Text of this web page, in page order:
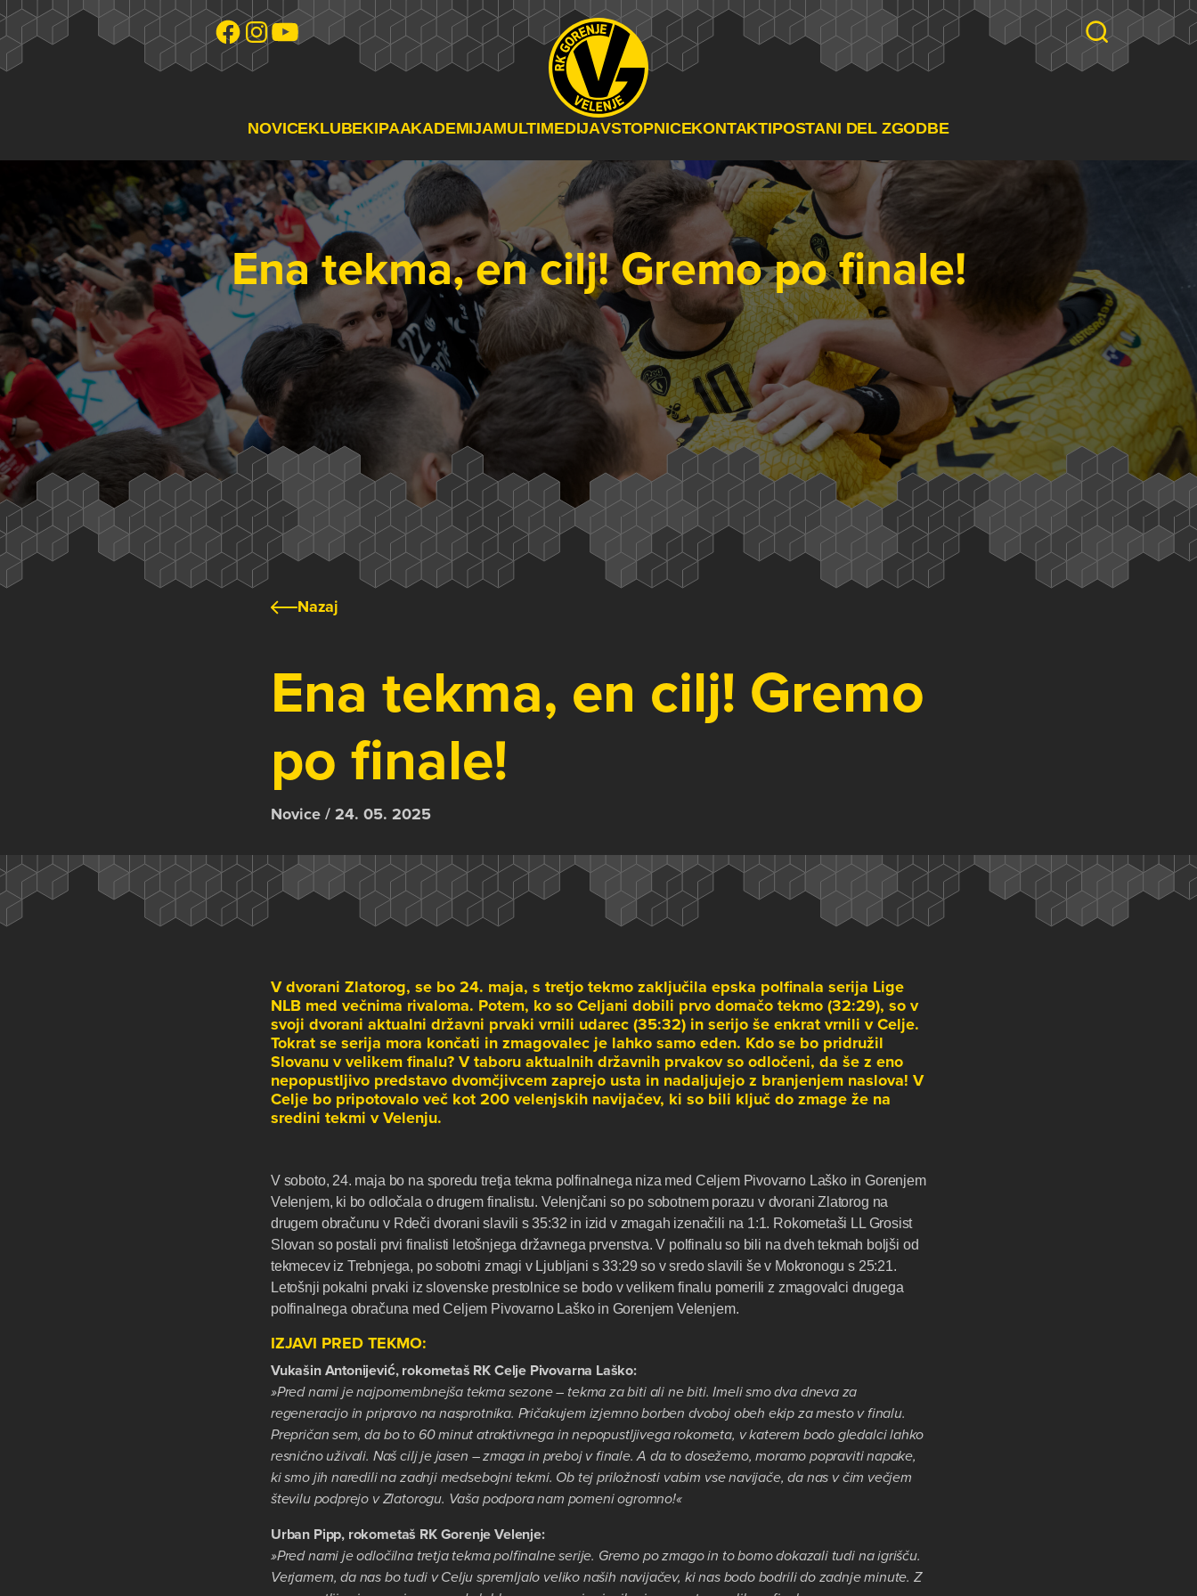
NOVICEKLUBEKIPAAKADEMIJAMULTIMEDIJAVSTOPNICEKONTAKTIPOSTANI DEL ZGODBE
Ena tekma, en cilj! Gremo po finale!
Nazaj
Ena tekma, en cilj! Gremo
po finale!
Novice / 24. 05. 2025
V dvorani Zlatorog, se bo 24. maja, s tretjo tekmo zaključila epska polfinala serija Lige
NLB med večnima rivaloma. Potem, ko so Celjani dobili prvo domačo tekmo (32:29), so v
svoji dvorani aktualni državni prvaki vrnili udarec (35:32) in serijo še enkrat vrnili v Celje.
Tokrat se serija mora končati in zmagovalec je lahko samo eden. Kdo se bo pridružil
Slovanu v velikem finalu? V taboru aktualnih državnih prvakov so odločeni, da še z eno
nepopustljivo predstavo dvomčjivcem zaprejo usta in nadaljujejo z branjenjem naslova! V
Celje bo pripotovalo več kot 200 velenjskih navijačev, ki so bili ključ do zmage že na
sredini tekmi v Velenju.
V soboto, 24. maja bo na sporedu tretja tekma polfinalnega niza med Celjem Pivovarno Laško in Gorenjem
Velenjem, ki bo odločala o drugem finalistu. Velenjčani so po sobotnem porazu v dvorani Zlatorog na
drugem obračunu v Rdeči dvorani slavili s 35:32 in izid v zmagah izenačili na 1:1. Rokometaši LL Grosist
Slovan so postali prvi finalisti letošnjega državnega prvenstva. V polfinalu so bili na dveh tekmah boljši od
tekmecev iz Trebnjega, po sobotni zmagi v Ljubljani s 33:29 so v sredo slavili še v Mokronogu s 25:21.
Letošnji pokalni prvaki iz slovenske prestolnice se bodo v velikem finalu pomerili z zmagovalci drugega
polfinalnega obračuna med Celjem Pivovarno Laško in Gorenjem Velenjem.
IZJAVI PRED TEKMO:
Vukašin Antonijević, rokometaš RK Celje Pivovarna Laško:
»Pred nami je najpomembnejša tekma sezone – tekma za biti ali ne biti. Imeli smo dva dneva za
regeneracijo in pripravo na nasprotnika. Pričakujem izjemno borben dvoboj obeh ekip za mesto v finalu.
Prepričan sem, da bo to 60 minut atraktivnega in nepopustljivega rokometa, v katerem bodo gledalci lahko
resnično uživali. Naš cilj je jasen – zmaga in preboj v finale. A da to dosežemo, moramo popraviti napake,
ki smo jih naredili na zadnji medsebojni tekmi. Ob tej priložnosti vabim vse navijače, da nas v čim večjem
številu podprejo v Zlatorogu. Vaša podpora nam pomeni ogromno!«
Urban Pipp, rokometaš RK Gorenje Velenje:
»Pred nami je odločilna tretja tekma polfinalne serije. Gremo po zmago in to bomo dokazali tudi na igrišču.
Verjamem, da nas bo tudi v Celju spremljalo veliko naših navijačev, ki nas bodo bodrili do zadnje minute. Z